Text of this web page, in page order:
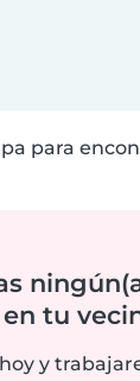
para
en tu
y